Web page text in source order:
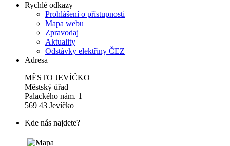
Rychlé odkazy
Prohlášení o přístupnosti
Mapa webu
Zpravodaj
Aktuality
Odstávky elektřiny ČEZ
Adresa
MĚSTO JEVÍČKO
Městský úřad
Palackého nám. 1
569 43 Jevíčko
Kde nás najdete?